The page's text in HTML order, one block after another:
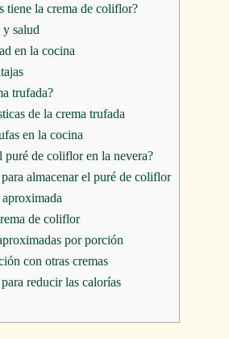
tiene la crema de coliflor?
salud
en la cocina
trufada?
de la crema trufada
en la cocina
puré de coliflor en la nevera?
almacenar el puré de coliflor
de coliflor
por porción
con otras cremas
reducir las calorías